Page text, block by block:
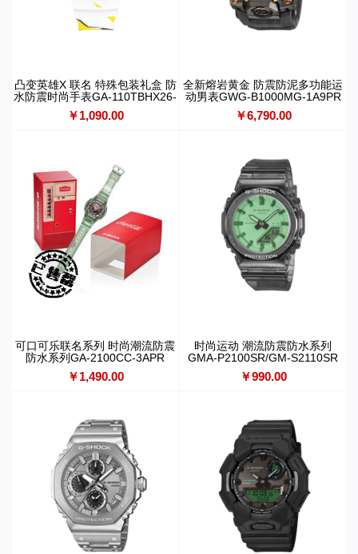
凸变英雄X 联名 特殊包装礼盒 防
水防震时尚手表GA-110TBHX26-
7PFT
￥1,090.00
全新熔岩黄金 防震防泥多功能运
动男表GWG-B1000MG-1A9PR
￥6,790.00
可口可乐联名系列 时尚潮流防震
防水系列GA-2100CC-3APR
￥1,490.00
时尚运动 潮流防震防水系列
GMA-P2100SR/GM-S2110SR
￥990.00